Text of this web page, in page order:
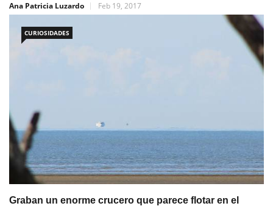
Ana Patricia Luzardo
Feb 19, 2017
CURIOSIDADES
Graban un enorme crucero que parece flotar en el